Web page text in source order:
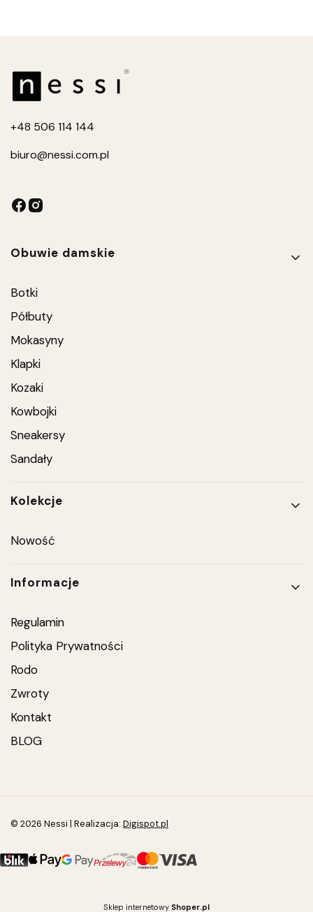
+48 506 114 144
biuro@nessi.com.pl
Linki w stopce
Obuwie damskie
Botki
Półbuty
Mokasyny
Klapki
Kozaki
Kowbojki
Sneakersy
Sandały
Kolekcje
Nowość
Informacje
Regulamin
Polityka Prywatności
Rodo
Zwroty
Kontakt
BLOG
© 2026 Nessi | Realizacja: Digispot.pl
Sklep internetowy Shoper.pl